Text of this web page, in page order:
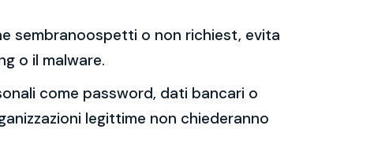
sembranoospetti o non richiest, evita
o il malware.
come password, dati bancari o
legittime non chiederanno